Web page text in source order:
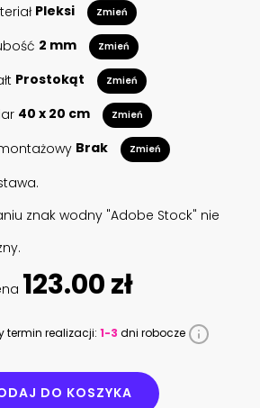
Pleksi Zmień
2 mm Zmień
Prostokąt Zmień
40 x 20 cm Zmień
Brak Zmień
znak wodny "Adobe Stock" nie
123.00 zł
termin realizacji: 1-3 dni robocze
DO KOSZYKA